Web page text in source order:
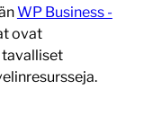
WP Business -
ovat